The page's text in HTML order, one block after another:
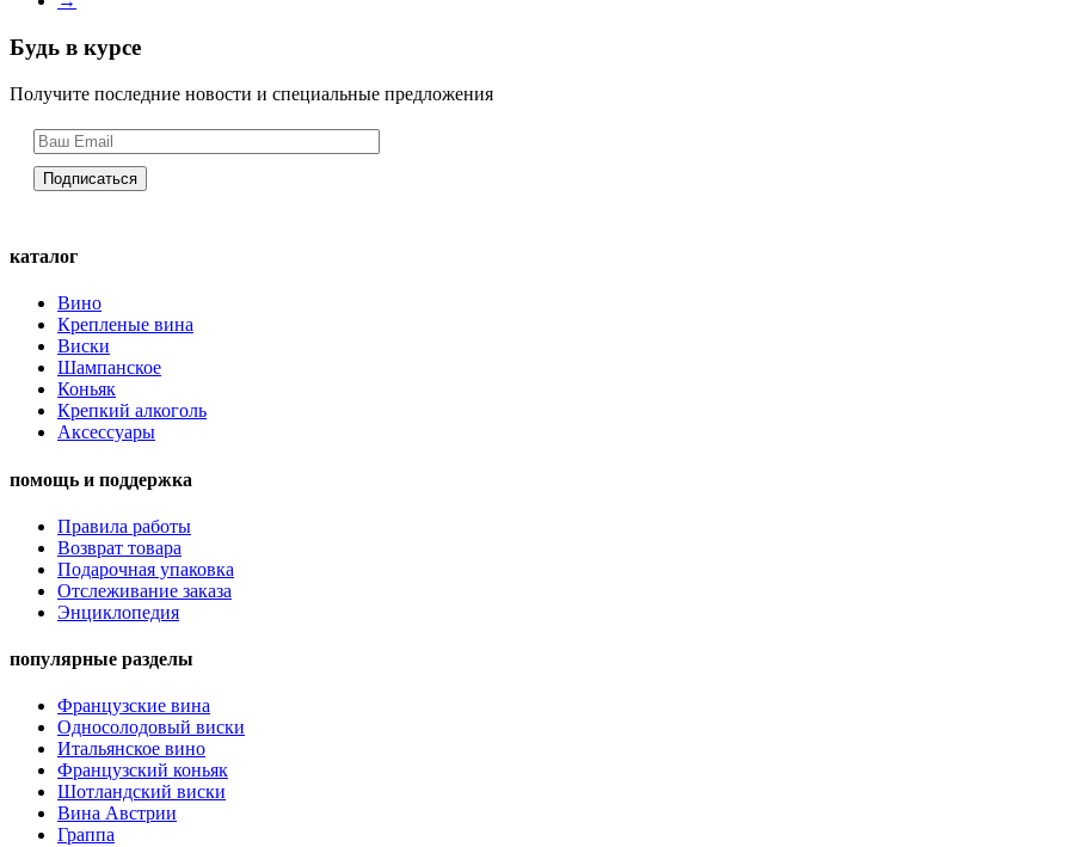
Будь в курсе
Получите последние новости и специальные предложения
каталог
Вино
Крепленые вина
Виски
Шампанское
Коньяк
Крепкий алкоголь
Аксессуары
помощь и поддержка
Правила работы
Возврат товара
Подарочная упаковка
Отслеживание заказа
Энциклопедия
популярные разделы
Французские вина
Односолодовый виски
Итальянское вино
Французский коньяк
Шотландский виски
Вина Австрии
Граппа